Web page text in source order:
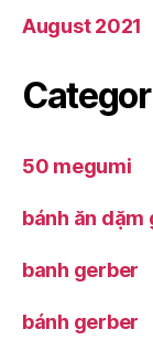
August 2021
50 megumi
bánh ăn dặm
banh gerber
bánh gerber